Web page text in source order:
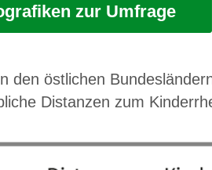
zur Umfrage
den östlichen
Distanzen zum